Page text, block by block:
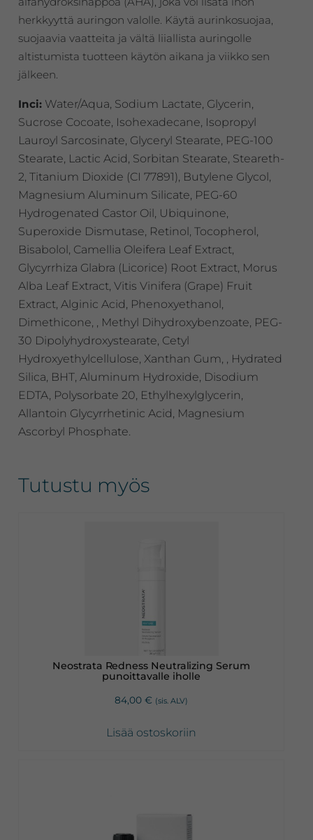
herkkyyttä auringon valolle. Käytä aurinkosuojaa,
suojaavia vaatteita ja vältä liiallista auringolle
altistumista tuotteen käytön aikana ja viikko sen
jälkeen.
Inci:Water/Aqua, Sodium Lactate, Glycerin,
Sucrose Cocoate, Isohexadecane, Isopropyl
Lauroyl Sarcosinate, Glyceryl Stearate, PEG-100
Stearate, Lactic Acid, Sorbitan Stearate, Steareth-
2, Titanium Dioxide (CI 77891), Butylene Glycol,
Magnesium Aluminum Silicate, PEG-60
Hydrogenated Castor Oil, Ubiquinone,
Superoxide Dismutase, Retinol, Tocopherol,
Bisabolol, Camellia Oleifera Leaf Extract,
Glycyrrhiza Glabra (Licorice) Root Extract, Morus
Alba Leaf Extract, Vitis Vinifera (Grape) Fruit
Extract, Alginic Acid, Phenoxyethanol,
Dimethicone, , Methyl Dihydroxybenzoate, PEG-
30 Dipolyhydroxystearate, Cetyl
Hydroxyethylcellulose, Xanthan Gum, , Hydrated
Silica, BHT, Aluminum Hydroxide, Disodium
EDTA, Polysorbate 20, Ethylhexylglycerin,
Allantoin Glycyrrhetinic Acid, Magnesium
Ascorbyl Phosphate.
Tutustu myös
Neostrata Redness Neutralizing Serum
punoittavalle iholle
84,00 € (sis. ALV)
Lisää ostoskoriin